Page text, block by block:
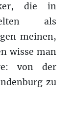
die in
als
meinen,
wisse man
von der
zu